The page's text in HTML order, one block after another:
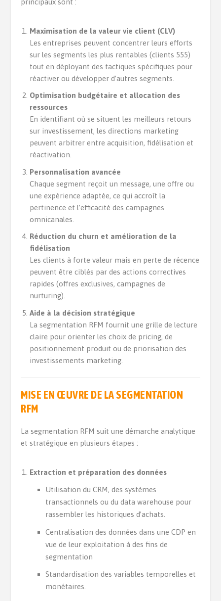
principaux sont :
Maximisation de la valeur vie client (CLV)
Les entreprises peuvent concentrer leurs efforts
sur les segments les plus rentables (clients 555)
tout en déployant des tactiques spécifiques pour
réactiver ou développer d’autres segments.
Optimisation budgétaire et allocation des
ressources
En identifiant où se situent les meilleurs retours
sur investissement, les directions marketing
peuvent arbitrer entre acquisition, fidélisation et
réactivation.
Personnalisation avancée
Chaque segment reçoit un message, une offre ou
une expérience adaptée, ce qui accroît la
pertinence et l’efficacité des campagnes
omnicanales.
Réduction du churn et amélioration de la
fidélisation
Les clients à forte valeur mais en perte de récence
peuvent être ciblés par des actions correctives
rapides (offres exclusives, campagnes de
nurturing).
Aide à la décision stratégique
La segmentation RFM fournit une grille de lecture
claire pour orienter les choix de pricing, de
positionnement produit ou de priorisation des
investissements marketing.
MISE EN ŒUVRE DE LA SEGMENTATION
RFM
La segmentation RFM suit une démarche analytique
et stratégique en plusieurs étapes :
Extraction et préparation des données
Utilisation du CRM, des systèmes
transactionnels ou du data warehouse pour
rassembler les historiques d’achats.
Centralisation des données dans une CDP en
vue de leur exploitation à des fins de
segmentation
Standardisation des variables temporelles et
monétaires.